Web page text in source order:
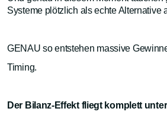
Systeme plötzlich als echte Alternative
GENAU so entstehen massive
Timing.
Der Bilanz-Effekt fliegt komplett